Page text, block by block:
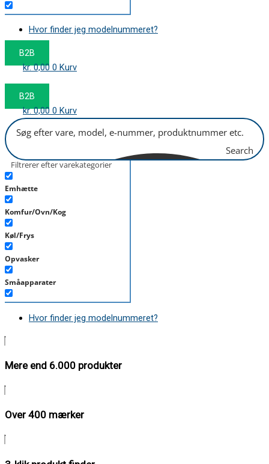
Støvsuger
Tørretumbler
Tilbehør/Plejemidler
Hvor finder jeg modelnummeret?
B2B
kr.0,00 0 Kurv
B2B
kr.0,00 0 Kurv
Search
Filtrerer efter varekategorier
Emhætte
Komfur/Ovn/Kog
Køl/Frys
Opvasker
Småapparater
Støvsuger
Hvor finder jeg modelnummeret?
Mere end 6.000 produkter
Over 400 mærker